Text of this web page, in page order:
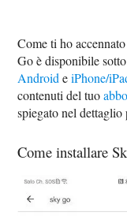
Come ti ho
Go è disponibile
Android eiPhone/
contenuti del tuo
spiegato nel
Come installare